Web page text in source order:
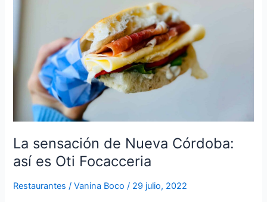
La sensación de Nueva Córdoba:
así es Oti Focacceria
Restaurantes /Vanina Boco/ 29 julio, 2022
es
Oti
Focacceria